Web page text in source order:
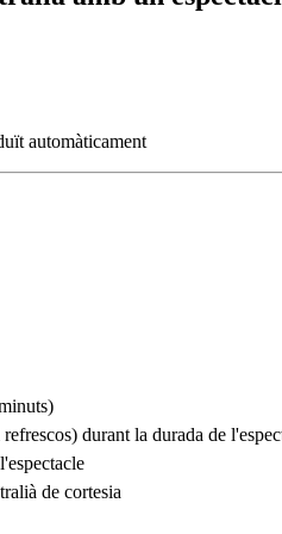
automàticament
durant la durada de
de cortesia